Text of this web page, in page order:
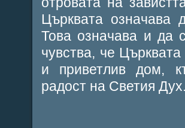
Църквата
Това означава и да
чувства, че
и приветлив дом,
радост на Светия Дух.